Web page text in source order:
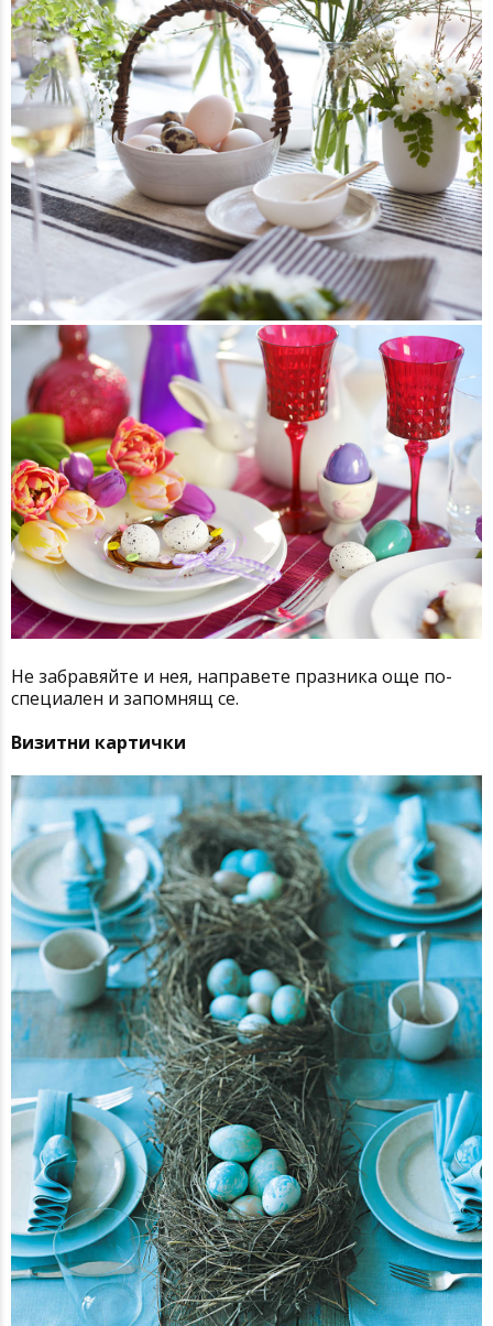
Не забравяйте и нея, направете празника още по-
специален и запомнящ се.
Визитни картички